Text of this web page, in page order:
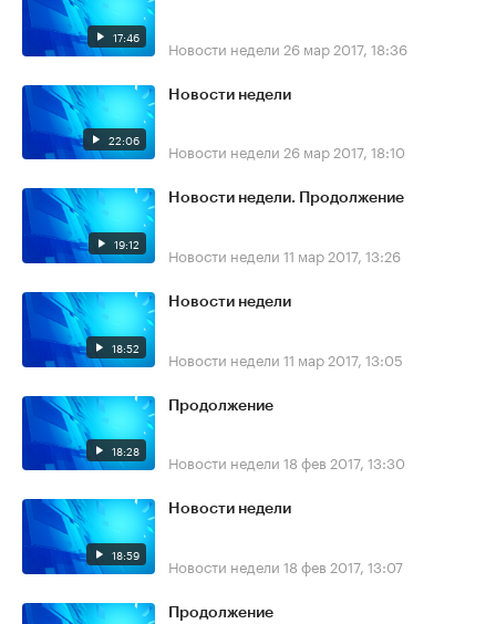
17:46 Новости недели 26 мар 2017, 18:36
22:06
Новости недели
Новости недели 26 мар 2017, 18:10
19:12
Новости недели. Продолжение
Новости недели 11 мар 2017, 13:26
18:52
Новости недели
Новости недели 11 мар 2017, 13:05
18:28
Продолжение
Новости недели 18 фев 2017, 13:30
18:59
Новости недели
Новости недели 18 фев 2017, 13:07
Продолжение